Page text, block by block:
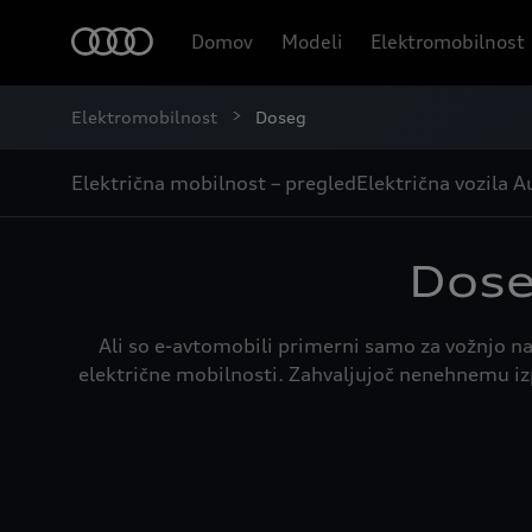
Domov Modeli Elektromobilnost
Elektromobilnost Doseg
Električna mobilnost – pregledElektrična vozila
Ali so e-avtomobili primerni samo za vožnjo
električne mobilnosti. Zahvaljujoč nenehnemu